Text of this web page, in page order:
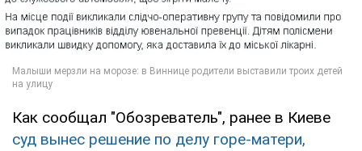
Как сообщал "Обозреватель", ранее в Киеве
суд вынес решение по делу горе-матери,